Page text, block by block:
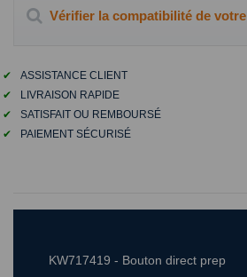
Vérifier la compatibilité de
✔
ASSISTANCE CLIENT
✔
LIVRAISON RAPIDE
✔
SATISFAIT OU REMBOURSÉ
✔
PAIEMENT SÉCURISÉ
KW717419 - Bouton direct prep